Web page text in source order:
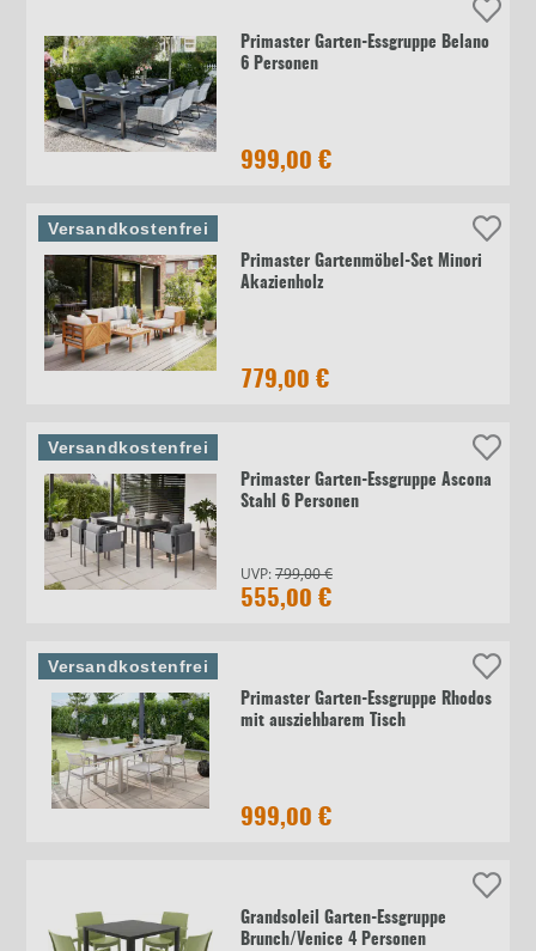
Primaster Garten-Essgruppe Belano
6 Personen
999,00 €
Primaster Gartenmöbel-Set Minori
Akazienholz
779,00 €
Versandkostenfrei
Primaster Garten-Essgruppe Ascona
Stahl 6 Personen
UVP:799,00 €
555,00 €
Versandkostenfrei
Primaster Garten-Essgruppe Rhodos
mit ausziehbarem Tisch
999,00 €
Versandkostenfrei
Grandsoleil Garten-Essgruppe
Brunch/Venice 4 Personen